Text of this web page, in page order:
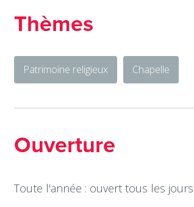
Thèmes
Patrimoine religieux Chapelle
Ouverture
Toute l'année : ouvert tous les jours.